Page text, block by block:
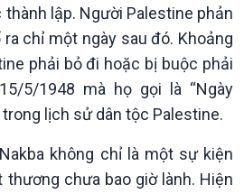
bền
lập. Người Palestine phản
chỉ một ngày sau đó. Khoảng
phải bỏ đi hoặc bị buộc phải
5/1948 mà họ gọi là “Ngày
trong lịch sử dân tộc Palestine.
không chỉ là một sự kiện
thương chưa bao giờ lành. Hiện